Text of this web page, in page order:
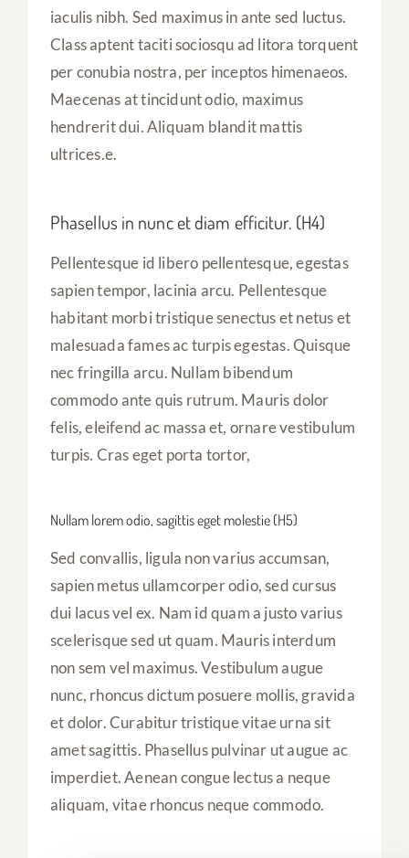
iaculis nibh. Sed maximus in ante sed luctus.
Class aptent taciti sociosqu ad litora torquent
per conubia nostra, per inceptos himenaeos.
Maecenas at tincidunt odio, maximus
hendrerit dui. Aliquam blandit mattis
ultrices.e.
Phasellus in nunc et diam efficitur. (H4)
Pellentesque id libero pellentesque, egestas
sapien tempor, lacinia arcu. Pellentesque
habitant morbi tristique senectus et netus et
malesuada fames ac turpis egestas. Quisque
nec fringilla arcu. Nullam bibendum
commodo ante quis rutrum. Mauris dolor
felis, eleifend ac massa et, ornare vestibulum
turpis. Cras eget porta tortor,
Nullam lorem odio, sagittis eget molestie (H5)
Sed convallis, ligula non varius accumsan,
sapien metus ullamcorper odio, sed cursus
dui lacus vel ex. Nam id quam a justo varius
scelerisque sed ut quam. Mauris interdum
non sem vel maximus. Vestibulum augue
nunc, rhoncus dictum posuere mollis, gravida
et dolor. Curabitur tristique vitae urna sit
amet sagittis. Phasellus pulvinar ut augue ac
imperdiet. Aenean congue lectus a neque
aliquam, vitae rhoncus neque commodo.